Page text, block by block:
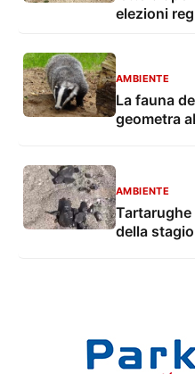
elezioni
AMBIENTE
La fauna
geometra
AMBIENTE
Tartarughe
della